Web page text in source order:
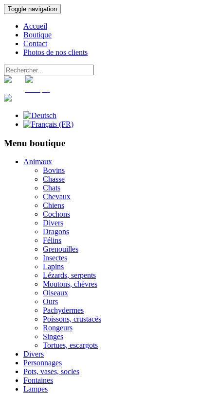
Toggle navigation
Accueil
Boutique
Contact
Photos de nos clients
Menu boutique
Animaux
Bovins
Chasse
Chats
Chevaux
Chiens
Cochons
Divers
Dragons
Félins
Grenouilles
Insectes
Lapins
Lézards, serpents
Moutons, chèvres
Oiseaux
Ours
Pachydermes
Poissons, crustacés
Rongeurs
Singes
Tortues, escargots
Divers
Personnages
Pots, vases, socles
Fontaines
Lampes